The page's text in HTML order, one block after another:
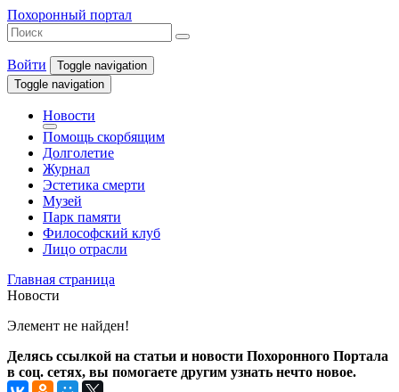
Похоронный портал
Войти
Toggle navigation
Toggle navigation
Новости
Помощь скорбящим
Долголетие
Журнал
Эстетика смерти
Музей
Парк памяти
Философский клуб
Лицо отрасли
Главная страница
Новости
Элемент не найден!
Делясь ссылкой на статьи и новости Похоронного Портала
в соц. сетях, вы помогаете другим узнать нечто новое.